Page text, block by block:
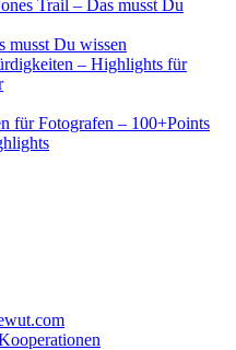
Trail – Das musst Du
musst Du wissen
– Highlights für
für Fotografen – 100+Points